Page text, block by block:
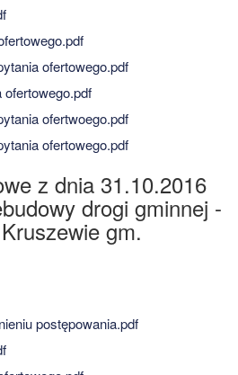
ofertowego.pdf
ofertowego.pdf
ofertwoego.pdf
ofertowego.pdf
z dnia 31.10.2016
drogi gminnej -
gm.
postępowania.pdf